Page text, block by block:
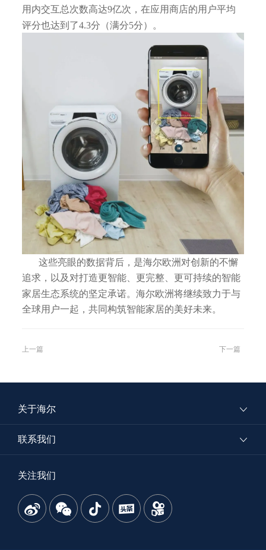
用内交互总次数高达9亿次，在应用商店的用户平均
评分也达到了4.3分（满分5分）。
这些亮眼的数据背后，是海尔欧洲对创新的不懈
追求，以及对打造更智能、更完整、更可持续的智能
家居生态系统的坚定承诺。海尔欧洲将继续致力于与
全球用户一起，共同构筑智能家居的美好未来。
上一篇 下一篇
关于海尔
联系我们
关注我们